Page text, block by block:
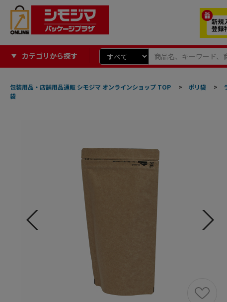
カテゴリから探す
包装用品・店舗用品通販 シモジマ オンラインショップ TOP > ポリ袋 >
袋